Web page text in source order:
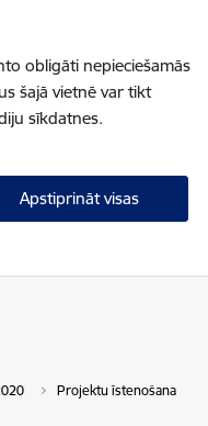
obligāti nepieciešamās
šajā vietnē var tikt
sīkdatnes.
Apstiprināt visas
Projektu īstenošana